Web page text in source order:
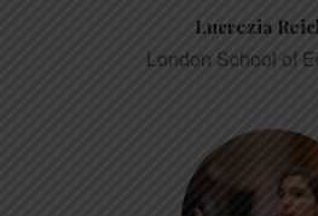
Lucrezia
London School of